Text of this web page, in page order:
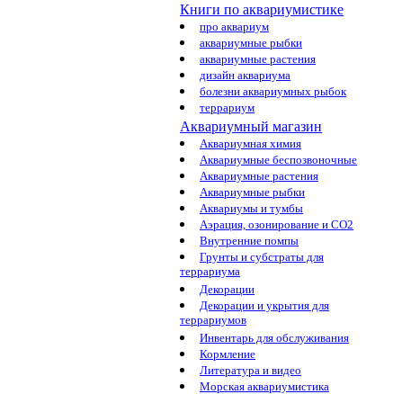
Книги по аквариумистике
про аквариум
аквариумные рыбки
аквариумные растения
дизайн аквариума
болезни аквариумных рыбок
террариум
Аквариумный магазин
Аквариумная химия
Аквариумные беспозвоночные
Аквариумные растения
Аквариумные рыбки
Аквариумы и тумбы
Аэрация, озонирование и CO2
Внутренние помпы
Грунты и субстраты для
террариума
Декорации
Декорации и укрытия для
террариумов
Инвентарь для обслуживания
Кормление
Литература и видео
Морская аквариумистика